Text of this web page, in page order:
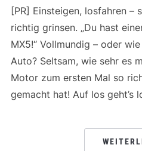
[PR] Einsteigen, losfahren –
richtig grinsen. „Du hast
MX5!“ Vollmundig – oder
Auto? Seltsam, wie sehr es
Motor zum ersten Mal so
gemacht hat! Auf los geht’s